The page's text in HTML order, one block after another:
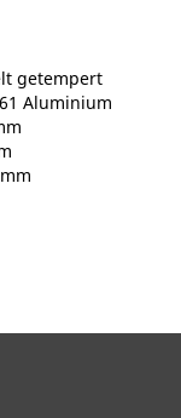
getempert
Aluminium